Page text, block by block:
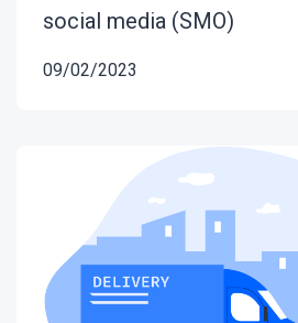
social media (SMO)
09/02/2023